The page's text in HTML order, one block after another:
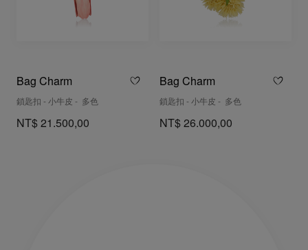
Bag Charm
鎖匙扣 - 小牛皮 - 多色
NT$ 21.500,00
Bag Charm
鎖匙扣 - 小牛皮 - 多色
NT$ 26.000,00